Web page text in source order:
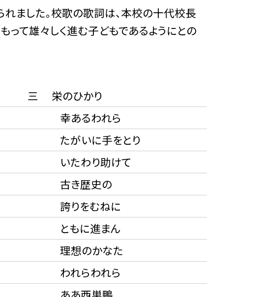
れました。校歌の歌詞は、本校の十代校長
て雄々しく進む子どもであるようにとの
三 栄のひかり
幸あるわれら
たがいに手をとり
いたわり助けて
古き歴史の
誇りをむねに
ともに進まん
理想のかなた
われらわれら